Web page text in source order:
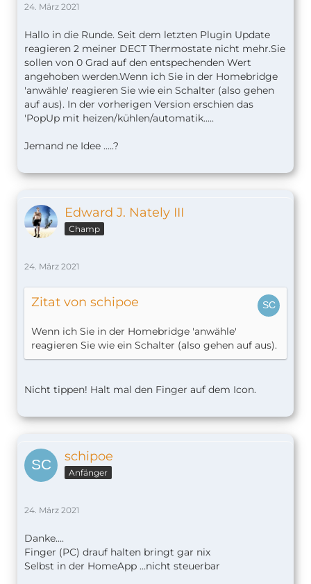
24. März 2021
Hallo in die Runde. Seit dem letzten Plugin Update
reagieren 2 meiner DECT Thermostate nicht mehr.Sie
sollen von 0 Grad auf den entspechenden Wert
angehoben werden.Wenn ich Sie in der Homebridge
'anwähle' reagieren Sie wie ein Schalter (also gehen
auf aus). In der vorherigen Version erschien das
'PopUp mit heizen/kühlen/automatik.....
Jemand ne Idee .....?
Edward J. Nately III
Champ
24. März 2021
Zitat von schipoe
Wenn ich Sie in der Homebridge 'anwähle'
reagieren Sie wie ein Schalter (also gehen auf aus).
Nicht tippen! Halt mal den Finger auf dem Icon.
schipoe
Anfänger
24. März 2021
Danke....
Finger (PC) drauf halten bringt gar nix
Selbst in der HomeApp ...nicht steuerbar